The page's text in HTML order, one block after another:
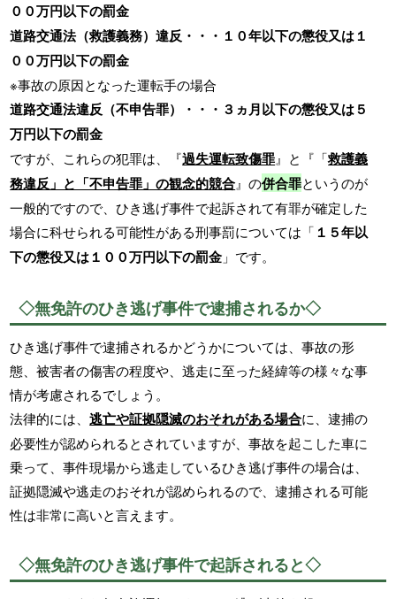
００万円以下の罰金
道路交通法（救護義務）違反・・・１０年以下の懲役又は１
００万円以下の罰金
※事故の原因となった運転手の場合
道路交通法違反（不申告罪）・・・３ヵ月以下の懲役又は５
万円以下の罰金
ですが、これらの犯罪は、『過失運転致傷罪』と『「救護義
務違反」と「不申告罪」の観念的競合』の併合罪というのが
一般的ですので、ひき逃げ事件で起訴されて有罪が確定した
場合に科せられる可能性がある刑事罰については「１５年以
下の懲役又は１００万円以下の罰金 」です。
◇無免許のひき逃げ事件で逮捕されるか◇
ひき逃げ事件で逮捕されるかどうかについては、事故の形
態、被害者の傷害の程度や、逃走に至った経緯等の様々な事
情が考慮されるでしょう。
法律的には、逃亡や証拠隠滅のおそれがある場合に、逮捕の
必要性が認められるとされていますが、事故を起こした車に
乗って、事件現場から逃走しているひき逃げ事件の場合は、
証拠隠滅や逃走のおそれが認められるので、逮捕される可能
性は非常に高いと言えます。
◇無免許のひき逃げ事件で起訴されると◇